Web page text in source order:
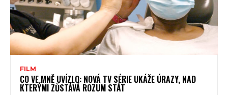
FILM
CO VE MNĚ UVÍZLO: NOVÁ TV SÉRIE UKÁŽE ÚRAZY, NAD
KTERÝMI ZŮSTÁVÁ ROZUM STÁT